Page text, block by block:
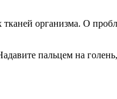
организма. О
пальцем на